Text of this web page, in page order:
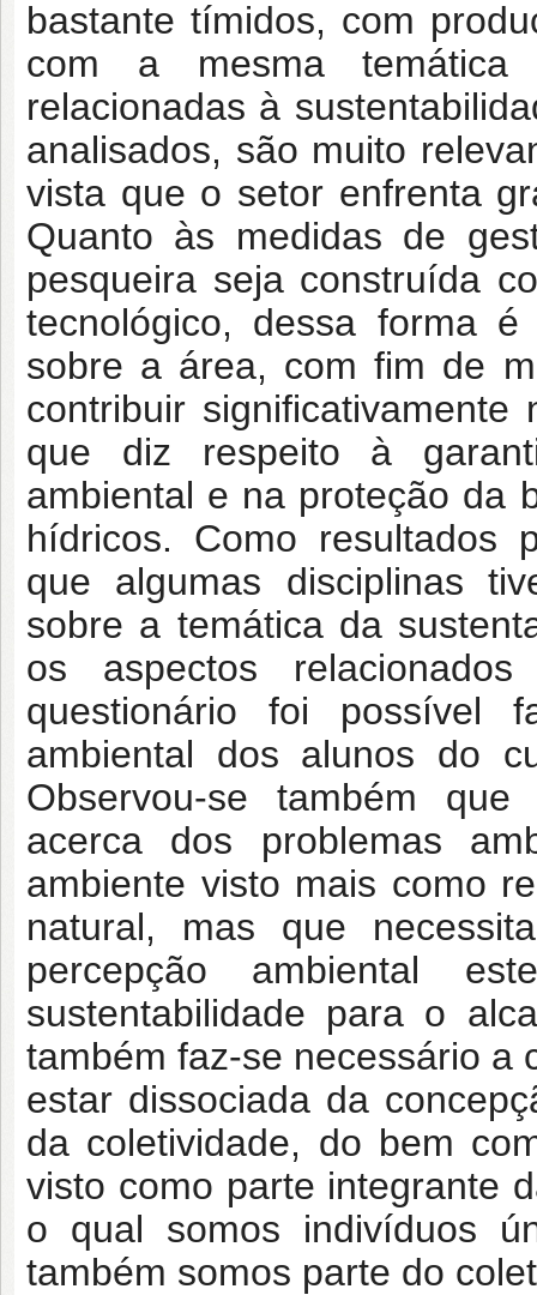
bastante tímidos, com
com a mesma temática
relacionadas à
analisados, são muito
vista que o setor enfrenta
Quanto às medidas de
pesqueira seja construída
tecnológico, dessa forma
sobre a área, com fim de
contribuir
que diz respeito à
ambiental e na proteção da
hídricos. Como resultados
que algumas disciplinas
sobre a temática da
os aspectos
questionário foi possível
ambiental dos alunos do
Observou-se também
acerca dos problemas
ambiente visto mais como
natural, mas que
percepção ambiental
sustentabilidade para o
também faz-se necessário a
estar dissociada da
da coletividade, do bem
visto como parte integrante
o qual somos indivíduos
também somos parte do